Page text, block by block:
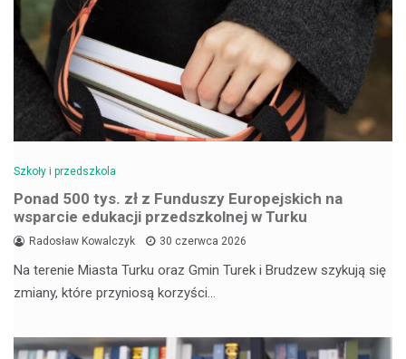
Szkoły i przedszkola
Ponad 500 tys. zł z Funduszy Europejskich na
wsparcie edukacji przedszkolnej w Turku
Radosław Kowalczyk 30 czerwca 2026
Na terenie Miasta Turku oraz Gmin Turek i Brudzew szykują się
zmiany, które przyniosą korzyści…